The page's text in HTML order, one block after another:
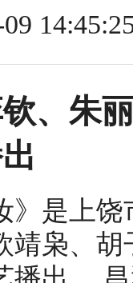
、朱
》是上
靖枭、胡